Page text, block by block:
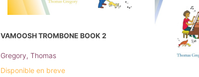
VAMOOSH TROMBONE BOOK 2
Gregory, Thomas
Disponible en breve